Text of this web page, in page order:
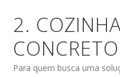
2.
CONCRETO
Para quem busca uma